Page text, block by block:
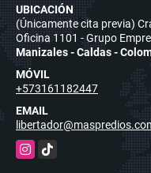
UBICACIÓN
(Únicamente cita previa)
Oficina 1101 - Grupo
Manizales - Caldas -
MÓVIL
+573161182447
EMAIL
Instagram
TikTok